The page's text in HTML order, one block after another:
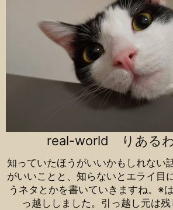
real-world りある
知っていたほうがいいかもしれない
がいいことと、知らないとエライ目
うネタとかを書いていきますね。※
っ越ししました。引っ越し元は残